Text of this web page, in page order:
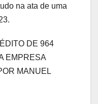
na ata de uma
DE 964
EMPRESA
MANUEL